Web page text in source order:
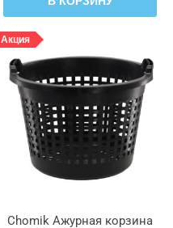
Акция
Chomik Ажурная корзина